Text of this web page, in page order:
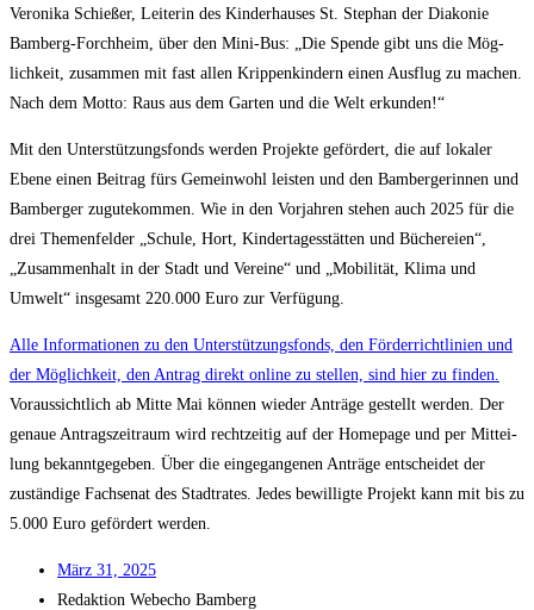
Vero­ni­ka Schie­ßer, Lei­te­rin des Kin­der­hau­ses St. Ste­phan der Dia­ko­nie
Bam­berg-Forch­heim, über den Mini-Bus: „Die Spen­de gibt uns die Mög­
lich­keit, zusam­men mit fast allen Krip­pen­kin­dern einen Aus­flug zu machen.
Nach dem Mot­to: Raus aus dem Gar­ten und die Welt erkunden!“
Mit den Unter­stüt­zungs­fonds wer­den Pro­jek­te geför­dert, die auf loka­ler
Ebe­ne einen Bei­trag fürs Gemein­wohl leis­ten und den Bam­ber­ge­rin­nen und
Bam­ber­ger zugu­te­kom­men. Wie in den Vor­jah­ren ste­hen auch 2025 für die
drei The­men­fel­der „Schu­le, Hort, Kin­der­ta­ges­stät­ten und Büche­rei­en“,
„Zusam­men­halt in der Stadt und Ver­ei­ne“ und „Mobi­li­tät, Kli­ma und
Umwelt“ ins­ge­samt 220.000 Euro zur Verfügung.
Alle Infor­ma­tio­nen zu den Unter­stüt­zungs­fonds, den För­der­richt­li­ni­en und
der Mög­lich­keit, den Antrag direkt online zu stel­len, sind hier zu fin­den.
Vor­aus­sicht­lich ab Mit­te Mai kön­nen wie­der Anträ­ge gestellt wer­den. Der
genaue Antrags­zeit­raum wird recht­zei­tig auf der Home­page und per Mit­tei­
lung bekannt­ge­ge­ben. Über die ein­ge­gan­ge­nen Anträ­ge ent­schei­det der
zustän­di­ge Fach­se­nat des Stadt­ra­tes. Jedes bewil­lig­te Pro­jekt kann mit bis zu
5.000 Euro geför­dert werden.
März 31, 2025
Redak­ti­on Web­echo Bamberg